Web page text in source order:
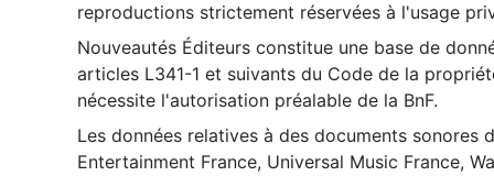
reproductions strictement réservées à l'usage
Nouveautés Éditeurs constitue une base de
articles L341-1 et suivants du Code de la
nécessite l'autorisation préalable de la BnF.
Les données relatives à des documents sonores
Entertainment France, Universal Music France,